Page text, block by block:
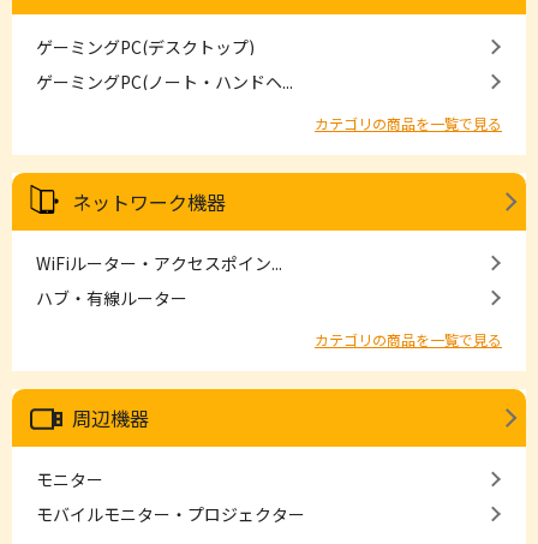
ゲーミングPC(デスクトップ)
ゲーミングPC(ノート・ハンドヘ...
カテゴリの商品を一覧で見る
ネットワーク機器
WiFiルーター・アクセスポイン...
ハブ・有線ルーター
カテゴリの商品を一覧で見る
周辺機器
モニター
モバイルモニター・プロジェクター